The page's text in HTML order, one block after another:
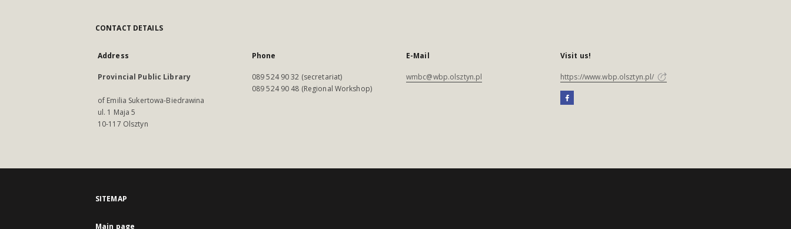
CONTACT DETAILS
Address
Provincial Public Library
of Emilia Sukertowa-Biedrawina
ul. 1 Maja 5
10-117 Olsztyn
Phone
089 524 90 32 (secretariat)
089 524 90 48 (Regional Workshop)
E-Mail
wmbc@wbp.olsztyn.pl
Visit us!
https://www.wbp.olsztyn.pl/
SITEMAP
Main page